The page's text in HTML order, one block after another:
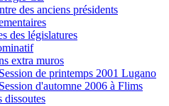
des anciens présidents
des législatures
extra muros
Session de printemps 2001 Lugano
Session d'automne 2006 à Flims
dissoutes